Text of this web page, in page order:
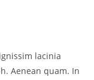
lacinia
Aenean quam. In